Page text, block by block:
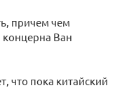
причем чем
концерна Ван
что пока китайский